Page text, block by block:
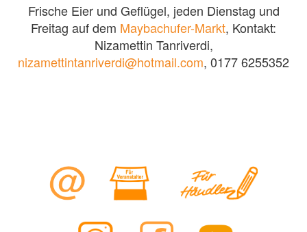
Frische Eier und Geflügel, jeden Dienstag und
Freitag auf dem Maybachufer-Markt, Kontakt:
Nizamettin Tanriverdi,
nizamettintanriverdi@hotmail.com, 0177 6255352